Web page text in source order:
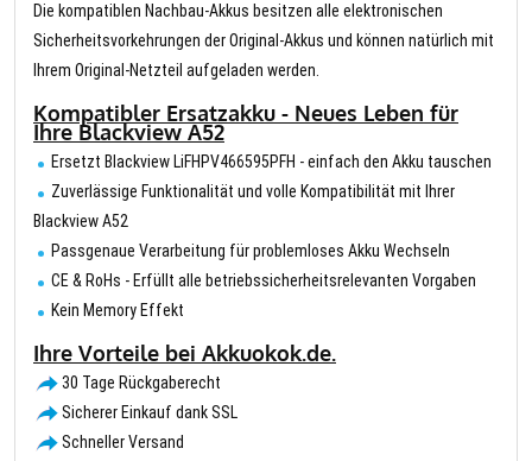
Die kompatiblen Nachbau-Akkus besitzen alle elektronischen
Sicherheitsvorkehrungen der Original-Akkus und können natürlich mit
Ihrem Original-Netzteil aufgeladen werden.
Kompatibler Ersatzakku - Neues Leben für
Ihre Blackview A52
Ersetzt Blackview LiFHPV466595PFH - einfach den Akku tauschen
Zuverlässige Funktionalität und volle Kompatibilität mit Ihrer
Blackview A52
Passgenaue Verarbeitung für problemloses Akku Wechseln
CE & RoHs - Erfüllt alle betriebssicherheitsrelevanten Vorgaben
Kein Memory Effekt
Ihre Vorteile bei Akkuokok.de.
30 Tage Rückgaberecht
Sicherer Einkauf dank SSL
Schneller Versand